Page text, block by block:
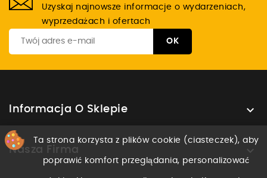
Uzyskaj najnowsze informacje o wydarzeniach,
wyprzedażach i ofertach
Informacja O Sklepie 
Nasza Firma 
Ta strona korzysta z plików cookie (ciasteczek), aby
poprawić komfort przeglądania, personalizować